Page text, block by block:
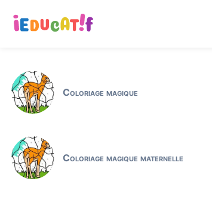
Coloriage magique
Coloriage magique maternelle